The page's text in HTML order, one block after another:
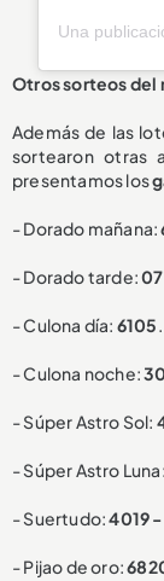
Otros sorteos del
Además de las
sortearon otras
presentamos los
- Dorado mañana:
- Dorado tarde:
- Culona día: 6105.
- Culona noche:
- Súper Astro Sol:
- Súper Astro Luna:
- Suertudo:4019 -
- Pijao de oro: